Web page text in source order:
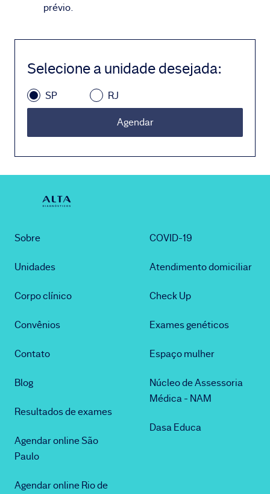
prévio.
Selecione a unidade desejada:
SP RJ
Agendar
Sobre
Unidades
Corpo clínico
Convênios
Contato
Blog
Resultados de exames
Agendar online São
Paulo
Agendar online Rio de
COVID-19
Atendimento domiciliar
Check Up
Exames genéticos
Espaço mulher
Núcleo de Assessoria
Médica - NAM
Dasa Educa